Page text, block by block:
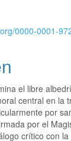
0000-0001-
el libre
central en la
por
por el
crítico con